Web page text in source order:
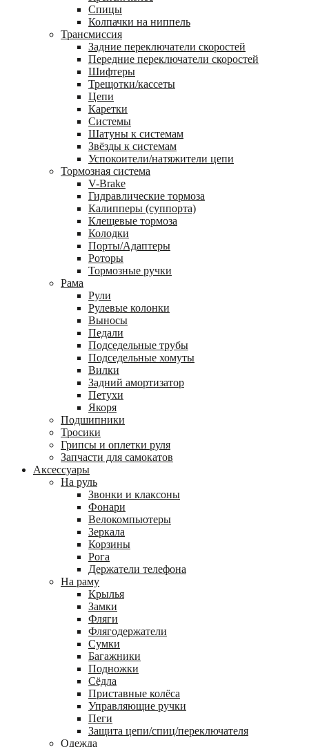
Спицы
Колпачки на ниппель
Трансмиссия
Задние переключатели скоростей
Передние переключатели скоростей
Шифтеры
Трещотки/кассеты
Цепи
Каретки
Системы
Шатуны к системам
Звёзды к системам
Успокоители/натяжители цепи
Тормозная система
V-Brake
Гидравлические тормоза
Калипперы (суппорта)
Клещевые тормоза
Колодки
Порты/Адаптеры
Роторы
Тормозные ручки
Рама
Рули
Рулевые колонки
Выносы
Педали
Подседельные трубы
Подседельные хомуты
Вилки
Задний амортизатор
Петухи
Якоря
Подшипники
Тросики
Грипсы и оплетки руля
Запчасти для самокатов
Аксессуары
На руль
Звонки и клаксоны
Фонари
Велокомпьютеры
Зеркала
Корзины
Рога
Держатели телефона
На раму
Крылья
Замки
Фляги
Флягодержатели
Сумки
Багажники
Подножки
Сёдла
Приставные колёса
Управляющие ручки
Пеги
Защита цепи/спиц/переключателя
Одежда